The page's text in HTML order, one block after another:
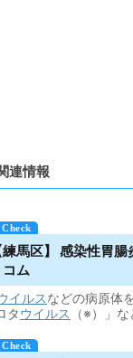
連情報
練馬区】 感染性胃
コム
イルスなどの病原体
タウイルス （※）」